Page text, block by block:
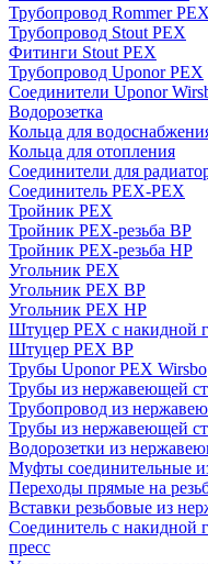
Трубопровод Rommer PEX
Трубопровод Stout PEX
Фитинги Stout PEX
Трубопровод Uponor PEX
Соединители Uponor
Водорозетка
Кольца для
Кольца для отопления
Соединители для
Соединитель PEX-PEX
Тройник PEX
Тройник PEX-резьба ВР
Тройник PEX-резьба НР
Угольник PEX
Угольник PEX ВР
Угольник PEX НР
Штуцер PEX c накидной
Штуцер PEX ВР
Трубы Uponor PEX Wirsbo
Трубы из нержавеющей
Трубопровод из
Трубы из нержавеющей
Водорозетки из
Муфты соединительные
Переходы прямые на
Вставки резьбовые из
Соединитель с накидной
пресс